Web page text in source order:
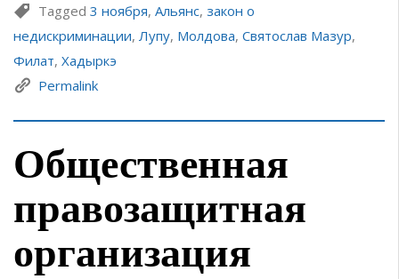
Tagged 3 ноября, Альянс, закон о
недискриминации, Лупу, Молдова, Святослав Мазур,
Филат, Хадыркэ
Permalink
Общественная
правозащитная
организация